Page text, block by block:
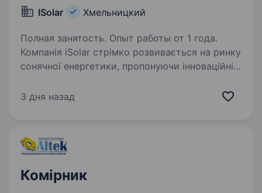
ISolar Хмельницкий
Полная занятость. Опыт работы от 1 года.
Компанія iSolar стрімко розвивається на ринку
сонячної енергетики, пропонуючи інноваційні
Ми спеціалізуємося на наданні комплексних
3 дня назад
Комірник